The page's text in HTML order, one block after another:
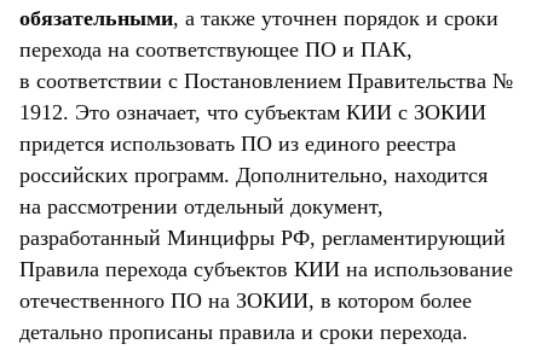
обязательными, а также уточнен порядок и сроки
перехода на соответствующее ПО и ПАК,
в соответствии с Постановлением Правительства №
1912. Это означает, что субъектам КИИ с ЗОКИИ
придется использовать ПО из единого реестра
российских программ. Дополнительно, находится
на рассмотрении отдельный документ,
разработанный Минцифры РФ, регламентирующий
Правила перехода субъектов КИИ на использование
отечественного ПО на ЗОКИИ, в котором более
детально прописаны правила и сроки перехода.